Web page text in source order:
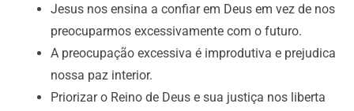
Jesus nos ensina a confiar em Deus em vez de nos
preocuparmos excessivamente com o futuro.
A preocupação excessiva é improdutiva e prejudica
nossa paz interior.
Priorizar o Reino de Deus e sua justiça nos liberta